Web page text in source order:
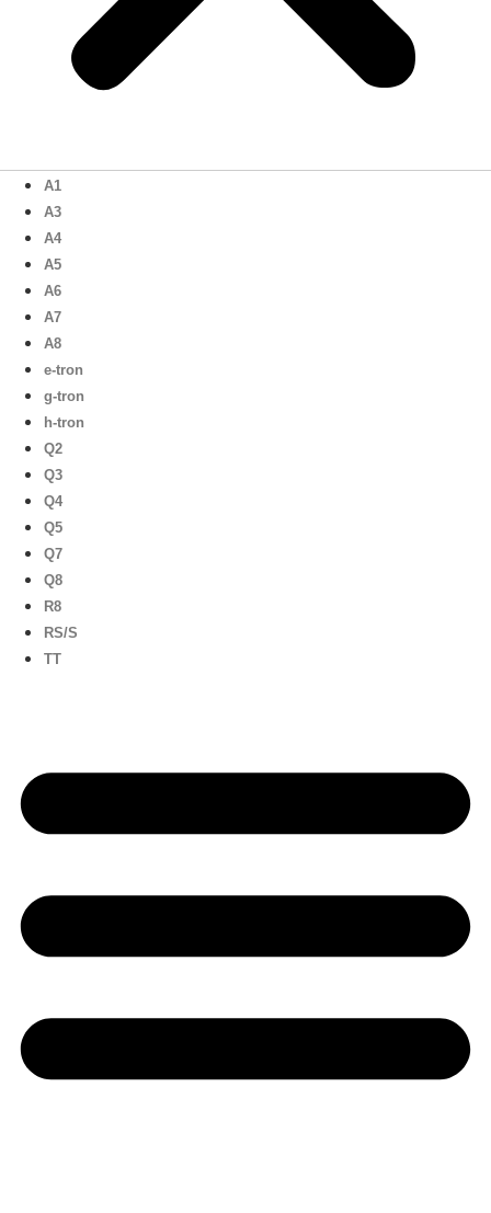
A1
A3
A4
A5
A6
A7
A8
e-tron
g-tron
h-tron
Q2
Q3
Q4
Q5
Q7
Q8
R8
RS/S
TT